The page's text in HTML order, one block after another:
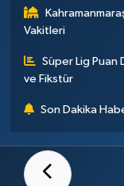
Vakitleri
Süper Lig Puan
ve Fikstür
Son Dakika